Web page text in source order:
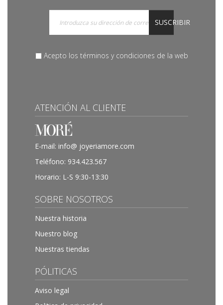
SUSCRIBIR
Acepto los términos y condiciones de la web
ATENCIÓN AL CLIENTE
E-mail: info@ joyeriamore.com
Teléfono: 934.423.567
Horario: L-S 9:30-13:30
SOBRE NOSOTROS
Nuestra historia
Nuestro blog
Nuestras tiendas
PÓLITICAS
Aviso legal